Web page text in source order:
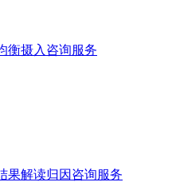
衡摄入咨询服务
果解读归因咨询服务